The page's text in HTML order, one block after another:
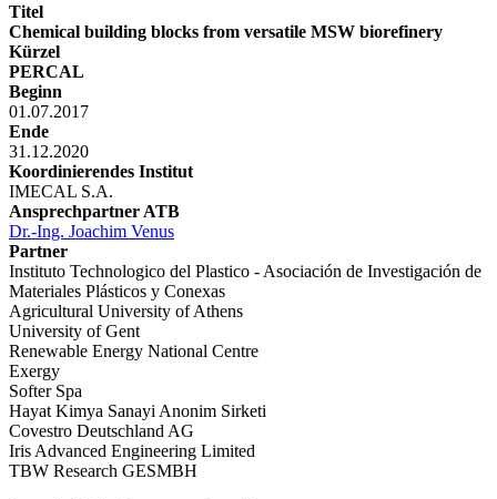
Titel
Chemical building blocks from versatile MSW biorefinery
Kürzel
PERCAL
Beginn
01.07.2017
Ende
31.12.2020
Koordinierendes Institut
IMECAL S.A.
Ansprechpartner ATB
Dr.-Ing. Joachim Venus
Partner
Instituto Technologico del Plastico - Asociación de Investigación de
Materiales Plásticos y Conexas
Agricultural University of Athens
University of Gent
Renewable Energy National Centre
Exergy
Softer Spa
Hayat Kimya Sanayi Anonim Sirketi
Covestro Deutschland AG
Iris Advanced Engineering Limited
TBW Research GESMBH